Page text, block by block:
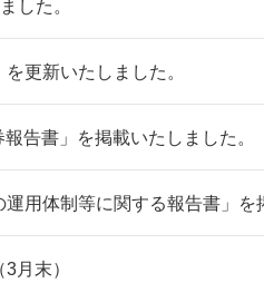
した。
更新いたしました。
告書」を掲載いたしました。
用体制等に関する報告書」を
月末）